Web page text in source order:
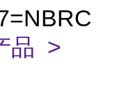
品 >